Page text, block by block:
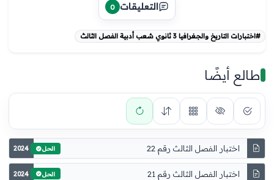
التعليقات 0
#اختبارات التاريخ والجغرافيا 3 ثانوي شعب أدبية الفصل الثالث
طالع أيضًا
اختبار الفصل الثالث رقم 22 2024 الحل
اختبار الفصل الثالث رقم 21 2024 الحل